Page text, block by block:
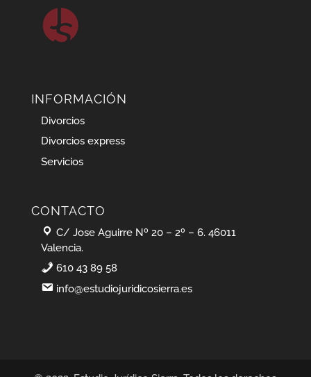
INFORMACIÓN
Divorcios
Divorcios express
Servicios
CONTACTO
C/ Jose Aguirre Nº 20 – 2º – 6. 46011
Valencia.
610 43 89 58
info@estudiojuridicosierra.es